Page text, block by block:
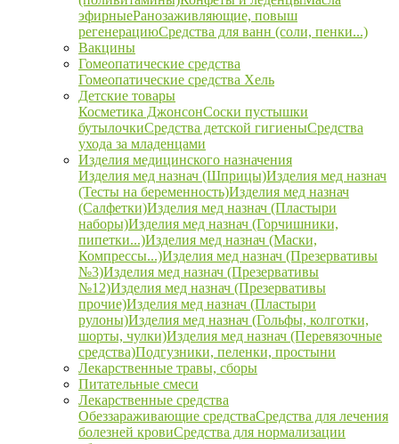
эфирныеРанозаживляющие, повыш
регенерациюСредства для ванн (соли, пенки...)
Вакцины
Гомеопатические средства
Гомеопатические средства Хель
Детские товары
Косметика ДжонсонСоски пустышки
бутылочкиСредства детской гигиеныСредства
ухода за младенцами
Изделия медицинского назначения
Изделия мед назнач (Шприцы)Изделия мед назнач
(Тесты на беременность)Изделия мед назнач
(Салфетки)Изделия мед назнач (Пластыри
наборы)Изделия мед назнач (Горчишники,
пипетки...)Изделия мед назнач (Маски,
Компрессы...)Изделия мед назнач (Презервативы
№3)Изделия мед назнач (Презервативы
№12)Изделия мед назнач (Презервативы
прочие)Изделия мед назнач (Пластыри
рулоны)Изделия мед назнач (Гольфы, колготки,
шорты, чулки)Изделия мед назнач (Перевязочные
средства)Подгузники, пеленки, простыни
Лекарственные травы, сборы
Питательные смеси
Лекарственные средства
Обеззараживающие средстваСредства для лечения
болезней кровиСредства для нормализации